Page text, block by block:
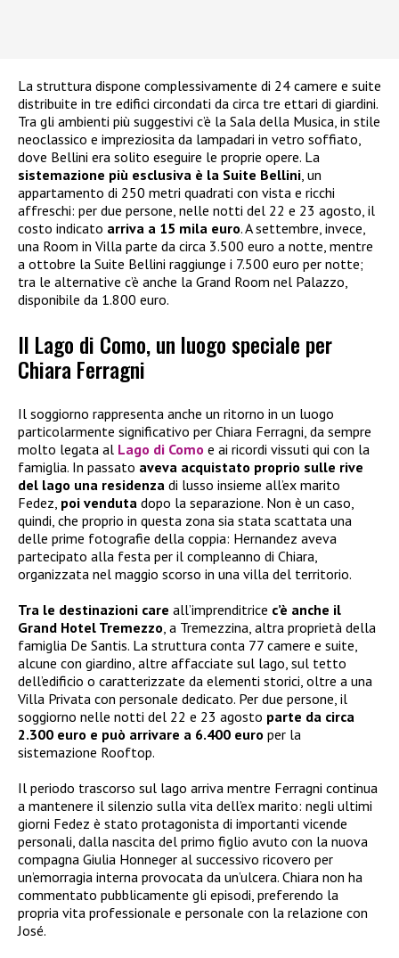
La struttura dispone complessivamente di 24 camere e suite
distribuite in tre edifici circondati da circa tre ettari di giardini.
Tra gli ambienti più suggestivi c’è la Sala della Musica, in stile
neoclassico e impreziosita da lampadari in vetro soffiato,
dove Bellini era solito eseguire le proprie opere. La
sistemazione più esclusiva è la Suite Bellini , un
appartamento di 250 metri quadrati con vista e ricchi
affreschi: per due persone, nelle notti del 22 e 23 agosto, il
costo indicato arriva a 15 mila euro. A settembre, invece,
una Room in Villa parte da circa 3.500 euro a notte, mentre
a ottobre la Suite Bellini raggiunge i 7.500 euro per notte;
tra le alternative c’è anche la Grand Room nel Palazzo,
disponibile da 1.800 euro.
Il Lago di Como, un luogo speciale per
Chiara Ferragni
Il soggiorno rappresenta anche un ritorno in un luogo
particolarmente significativo per Chiara Ferragni, da sempre
molto legata al Lago di Como e ai ricordi vissuti qui con la
famiglia. In passato aveva acquistato proprio sulle rive
del lago una residenza di lusso insieme all’ex marito
Fedez, poi venduta dopo la separazione. Non è un caso,
quindi, che proprio in questa zona sia stata scattata una
delle prime fotografie della coppia: Hernandez aveva
partecipato alla festa per il compleanno di Chiara,
organizzata nel maggio scorso in una villa del territorio.
Tra le destinazioni care all’imprenditrice c’è anche il
Grand Hotel Tremezzo, a Tremezzina, altra proprietà della
famiglia De Santis. La struttura conta 77 camere e suite,
alcune con giardino, altre affacciate sul lago, sul tetto
dell’edificio o caratterizzate da elementi storici, oltre a una
Villa Privata con personale dedicato. Per due persone, il
soggiorno nelle notti del 22 e 23 agosto parte da circa
2.300 euro e può arrivare a 6.400 euro per la
sistemazione Rooftop.
Il periodo trascorso sul lago arriva mentre Ferragni continua
a mantenere il silenzio sulla vita dell’ex marito: negli ultimi
giorni Fedez è stato protagonista di importanti vicende
personali, dalla nascita del primo figlio avuto con la nuova
compagna Giulia Honneger al successivo ricovero per
un’emorragia interna provocata da un’ulcera. Chiara non ha
commentato pubblicamente gli episodi, preferendo la
propria vita professionale e personale con la relazione con
José.